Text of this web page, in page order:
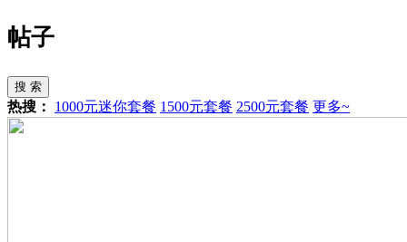
帖子
搜 索
热搜： 1000元迷你套餐 1500元套餐 2500元套餐 更多~